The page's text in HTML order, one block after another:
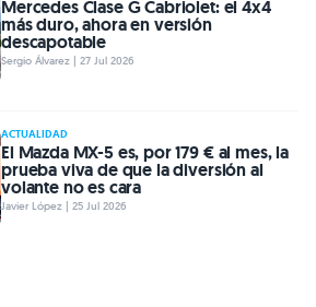
Mercedes Clase G Cabriolet: el 4x4
más duro, ahora en versión
descapotable
Sergio Álvarez | 27 Jul 2026
ACTUALIDAD
El Mazda MX-5 es, por 179 € al mes, la
prueba viva de que la diversión al
volante no es cara
Javier López | 25 Jul 2026